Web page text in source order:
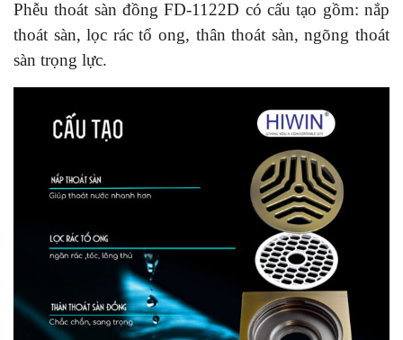
Phễu thoát sàn đồng FD-1122D có cấu tạo gồm: nắp
thoát sàn, lọc rác tổ ong, thân thoát sàn, ngõng thoát
sàn trọng lực.